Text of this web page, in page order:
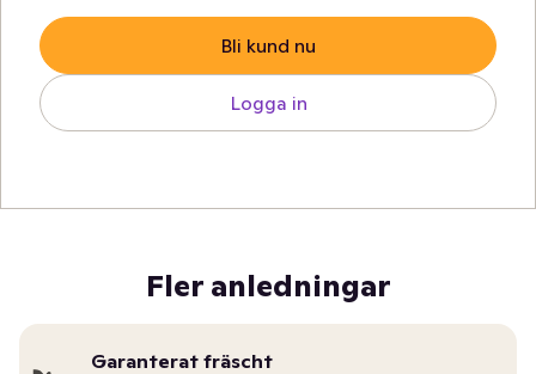
Bli kund nu
Logga in
Fler anledningar
Garanterat fräscht